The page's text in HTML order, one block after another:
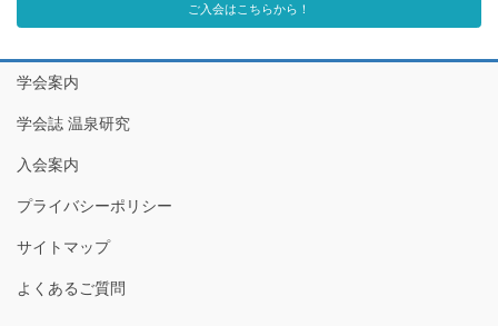
ご入会はこちらから！
学会案内
学会誌 温泉研究
入会案内
プライバシーポリシー
サイトマップ
よくあるご質問